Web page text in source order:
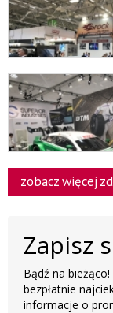
zobacz więcej
Zapisz
Bądź na
bezpłatnie
informacje o